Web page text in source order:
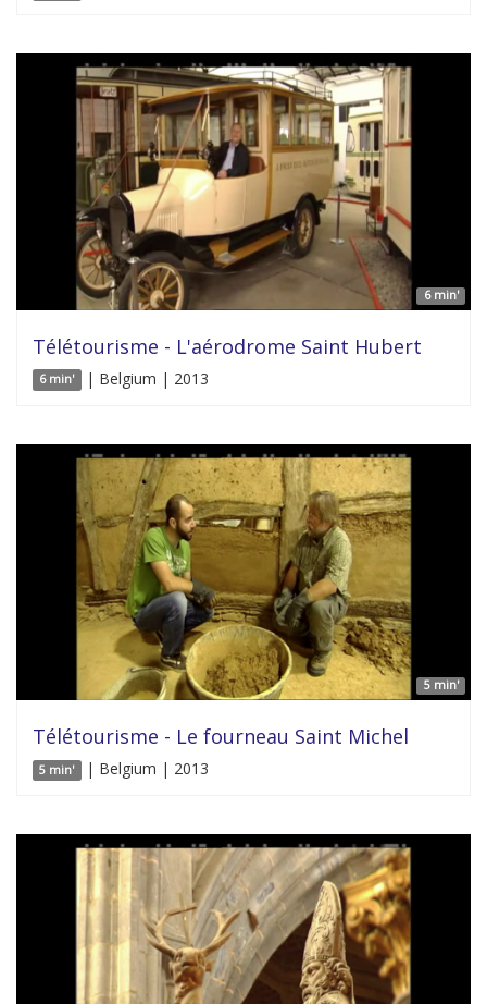
6 min'
Télétourisme - L'aérodrome Saint Hubert
6 min' | Belgium | 2013
5 min'
Télétourisme - Le fourneau Saint Michel
5 min' | Belgium | 2013